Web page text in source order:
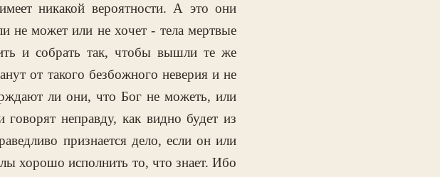
никакой вероятности. А это они
не может или не хочет - тела мертвые
и собрать так, чтобы вышли те же
от такого безбожного неверия и не
ли они, что Бог не можеть, или
неправду, как видно будет из
признается дело, если он или
хорошо исполнить то, что знает. Ибо